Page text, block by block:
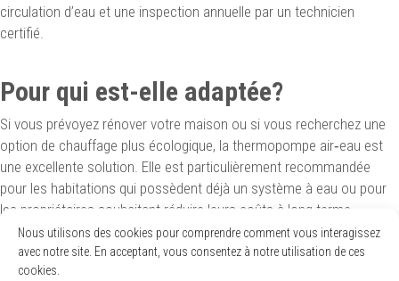
Nous utilisons des cookies pour comprendre comment vous interagissez
avec notre site. En acceptant, vous consentez à notre utilisation de ces
cookies.
circulation d’eau et une inspection annuelle par un technicien
certifié.
Pour qui est-elle adaptée?
Si vous prévoyez rénover votre maison ou si vous recherchez une
option de chauffage plus écologique, la thermopompe air‑eau est
une excellente solution. Elle est particulièrement recommandée
pour les habitations qui possèdent déjà un système à eau ou pour
les propriétaires souhaitant réduire leurs coûts à long terme.
Foire aux questions